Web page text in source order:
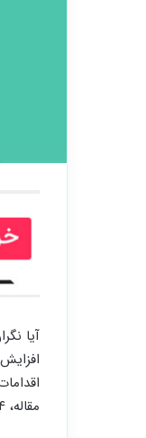
آیا
مقاله، ۴ ایده کلیدی و عملی را بررسی می‌کنیم که می‌توانند تحول بزرگی در کسب‌وکارتان ایجاد کنند.